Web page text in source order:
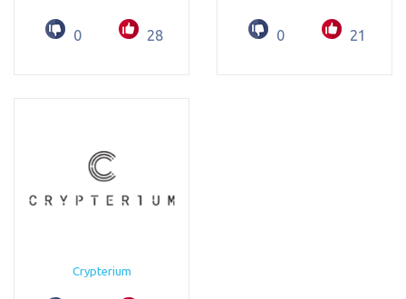
0 28 0 21
Crypterium